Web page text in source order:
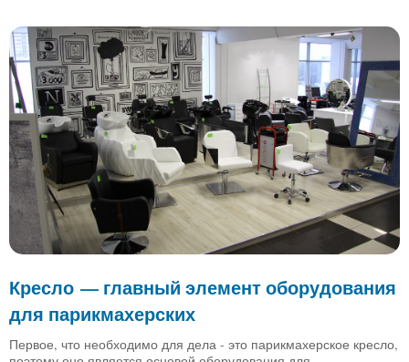
Кресло — главный элемент оборудования
для парикмахерских
Первое, что необходимо для дела - это парикмахерское кресло,